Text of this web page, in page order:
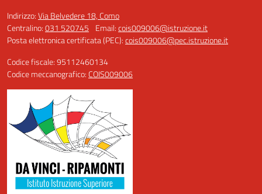
Indirizzo:Via Belvedere 18, Como
Centralino:031 520745 Email:cois009006@istruzione.it
Posta elettronica certificata (PEC):cois009006@pec.istruzione.it
Codice fiscale: 95112460134
Codice meccanografico: COIS009006